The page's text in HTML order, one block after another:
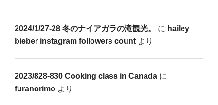
2024/1/27-28 冬のナイアガラの滝観光。 に hailey
bieber instagram followers count より
2023/828-830 Cooking class in Canada に
furanorimo より